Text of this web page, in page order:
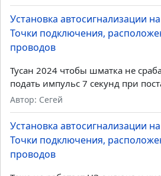
Автор: Админ Дмитрий
Установка автосигнализации
Точки подключения,
Не все готовы платить за can-
сиги. На Авито пруд пруди
Автор: Zloy-kot
Установка автосигнализации
Точки подключения,